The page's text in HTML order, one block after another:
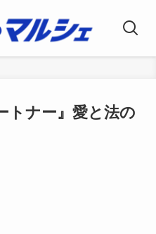
トナー』愛と法の